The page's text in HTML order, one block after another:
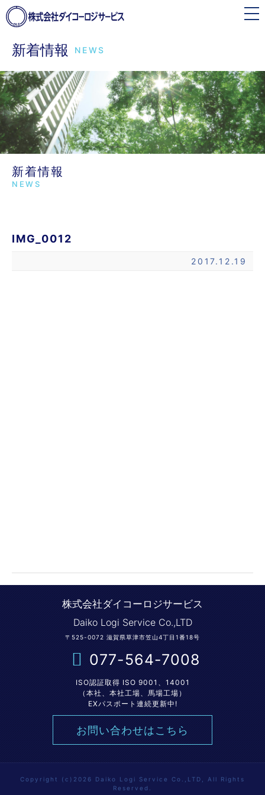
toggle
navigation
新着情報 NEWS
新着情報
NEWS
IMG_0012
2017.12.19
株式会社ダイコーロジサービス
Daiko Logi Service Co.,LTD
〒525-0072 滋賀県草津市笠山4丁目1番18号
077-564-7008
ISO認証取得 ISO 9001、14001
（本社、本社工場、馬場工場）
EXパスポート連続更新中!
お問い合わせはこちら
Copyright (c)2026 Daiko Logi Service Co.,LTD, All Rights
Reserved.